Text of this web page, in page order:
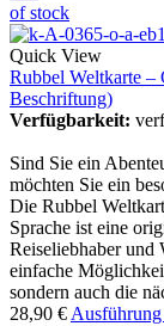
of stock
Quick View
Rubbel Weltkarte –
Beschriftung)
Verfügbarkeit:
Sind Sie ein
möchten Sie ein
Die Rubbel
Sprache ist eine
Reiseliebhaber und
einfache
sondern auch die
28,90 €